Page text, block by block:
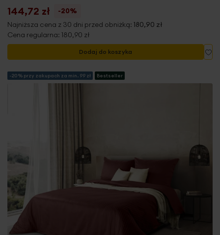
144,72 zł
-20%
Najniższa cena z 30 dni przed obniżką: 180,90 zł
Cena regularna: 180,90 zł
Dodaj do koszyka
-20% przy zakupach za min. 99 zł Bestseller